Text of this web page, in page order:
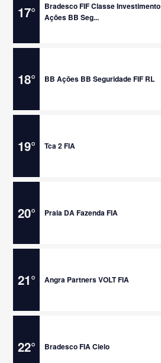
17°
Bradesco FIF Classe Investimento
Ações BB Seg...
18° BB Ações BB Seguridade FIF RL
19° Tca 2 FIA
20° Praia DA Fazenda FIA
21° Angra Partners VOLT FIA
22° Bradesco FIA Cielo